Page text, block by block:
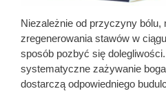
Niezależnie od przyczyny
zregenerowania stawów w
sposób pozbyć się
systematyczne zażywanie
dostarczą odpowiedniego